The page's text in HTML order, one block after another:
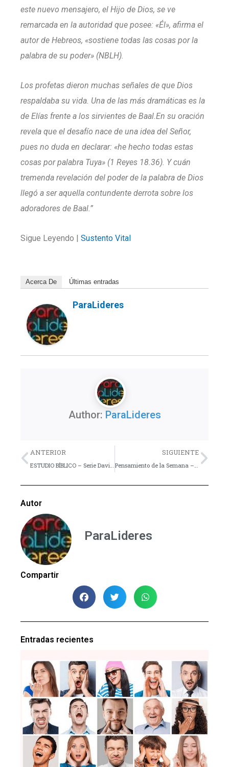
este nuevo mensajero, el Hijo de Dios, se ve
remarcada en la autoridad que posee: «Él», afirma el
autor de Hebreos, «sostiene todas las cosas por la
palabra de su poder» (NBLH).
Los profetas dieron muchas señales de que Dios
respaldaba su vida. Una de las más dramáticas es la
de Elías frente a los sirvientes de Baal.En su oración
revela que el desafío nace de una idea del Señor,
pues no duda en declarar: «he hecho todas estas
cosas por palabra Tuya» (1 Reyes 18.36). Y cuán
tremenda revelación del poder de la palabra de Dios
llegó a ser aquella contundente derrota sobre los
adoradores de Baal.”
Sigue Leyendo | Sustento Vital
Acerca De Últimas entradas
ParaLideres
Author: ParaLideres
Previo
ANTERIOR
ESTUDIO BÍBLICO – Serie David – el Joven – Bosquejo y Parte 1
SIGUIENTE
Pensamiento de la Semana – Obediencia por amor y no por temor
Autor
ParaLideres
Compartir
Entradas recientes